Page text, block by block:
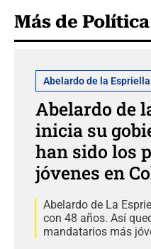
Más de Política
Abelardo de la Espriella
Abelardo de
inicia su
han sido los
jóvenes en
Abelardo de La
con 48 años. Así
mandatarios más